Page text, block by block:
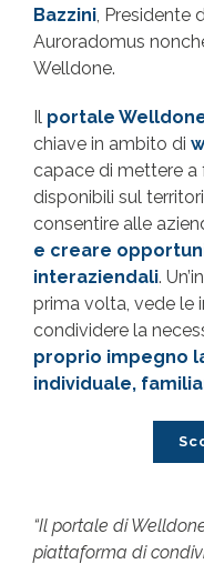
Bazzini , Presidente
Auroradomus
Welldone.
Il portale
chiave in ambito di
capace di mettere
disponibili sul
consentire alle
e creare
interaziendali.
prima volta, vede le
condividere la
proprio impegno
individuale,
“Il portale di
piattaforma di